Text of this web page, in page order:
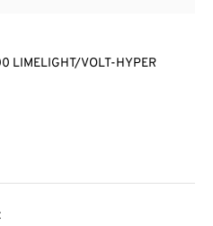
LIMELIGHT/VOLT-HYPER
: